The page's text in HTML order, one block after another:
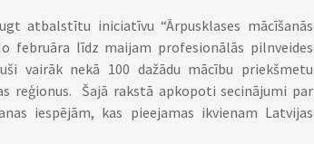
atbalstītu iniciatīvu “Ārpusklases mācīšanās
februāra līdz maijam profesionālās pilnveides
vairāk nekā 100 dažādu mācību priekšmetu
reģionus. Šajā rakstā apkopoti secinājumi par
iespējām, kas pieejamas ikvienam Latvijas